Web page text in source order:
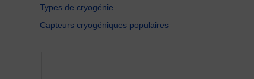
Types de cryogénie
Capteurs cryogéniques populaires